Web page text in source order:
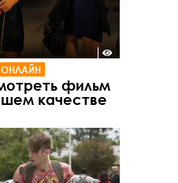
ОНЛАЙН
фильм
качестве